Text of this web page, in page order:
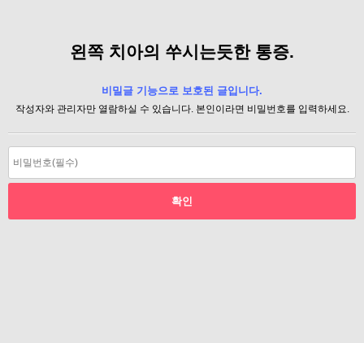
왼쪽 치아의 쑤시는듯한 통증.
비밀글 기능으로 보호된 글입니다.
작성자와 관리자만 열람하실 수 있습니다. 본인이라면 비밀번호를 입력하세요.